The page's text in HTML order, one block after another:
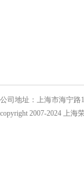
公司地址：上海市海宁路
copyright 2007-2024 上海